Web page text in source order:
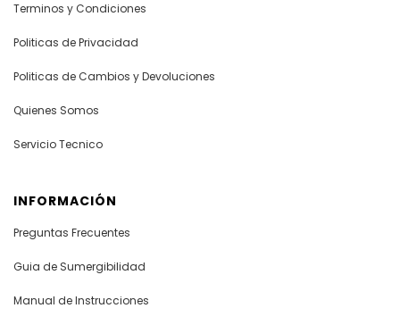
Terminos y Condiciones
Politicas de Privacidad
Politicas de Cambios y Devoluciones
Quienes Somos
Servicio Tecnico
INFORMACIÓN
Preguntas Frecuentes
Guia de Sumergibilidad
Manual de Instrucciones